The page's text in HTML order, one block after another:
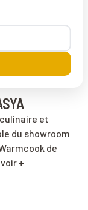
et
du showroom
de
+